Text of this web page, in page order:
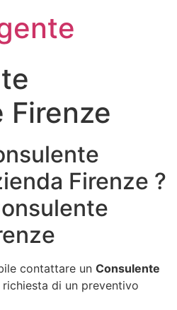
Firenze
Firenze ?
contattare un Consulente
richiesta di un preventivo